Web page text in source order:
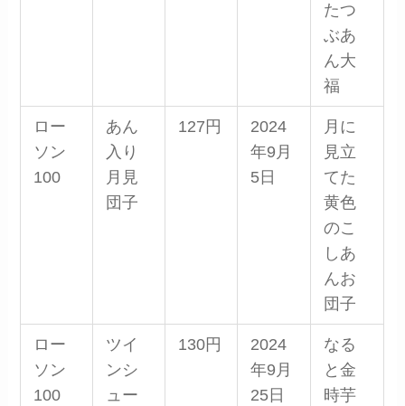
たつ
ぶあ
ん大
福
ロー
ソン
100
あん
入り
月見
団子
127円
2024
年9月
5日
月に
見立
てた
黄色
のこ
しあ
んお
団子
ロー
ソン
100
ツイ
ンシ
ュー
130円
2024
年9月
25日
なる
と金
時芋